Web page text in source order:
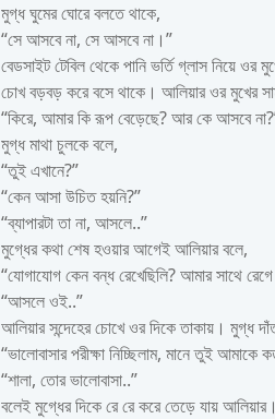
মুগ্ধ ঘুমের ঘোরে বলতে থাকে,
“সে আসবে না, সে আসবে না।”
বেডসাইট টেবিল থেকে পানি ভর্তি গ্লাস নিয়ে
চোখ বড়বড় করে বসে থাকে। আলিয়ার ওর মুখের
“কিরে, আমার কি রূপ বেড়েছে? আর কে আসবে
মুগ্ধ মাথা চুলকে বলে,
“তুই এখানে?”
“কেন আসা উচিত হয়নি?”
“ব্যাপারটা তা না, আসলে..”
মুগ্ধের কথা শেষ হওয়ার আগেই আলিয়ার বলে,
“যোগাযোগ কেন বন্ধ রেখেছিলি? আমার সাথে রেগে
“আসলে ওই..”
আলিয়ার সন্দেহের চোখে ওর দিকে তাকায়। মুগ্ধ
“ভালোবাসার পরীক্ষা নিচ্ছিলাম, মানে তুই
“শালা, তোর ভালোবাসা..”
বলেই মুগ্ধের দিকে রে রে করে তেড়ে যায়